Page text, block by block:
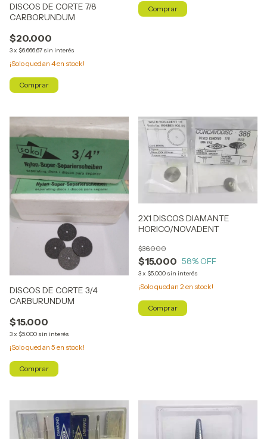
DISCOS DE CORTE 7/8
CARBORUNDUM
$20.000
3x $6.666,67 sin interés
¡Solo quedan 4en stock!
DISCOS DE CORTE 3/4
CARBURUNDUM
$15.000
3x $5.000 sin interés
¡Solo quedan 5 en stock!
2X1 DISCOS DIAMANTE
HORICO/NOVADENT
$15.000
$36.000
58% OFF
3x $5.000 sin interés
¡Solo quedan 2 en stock!